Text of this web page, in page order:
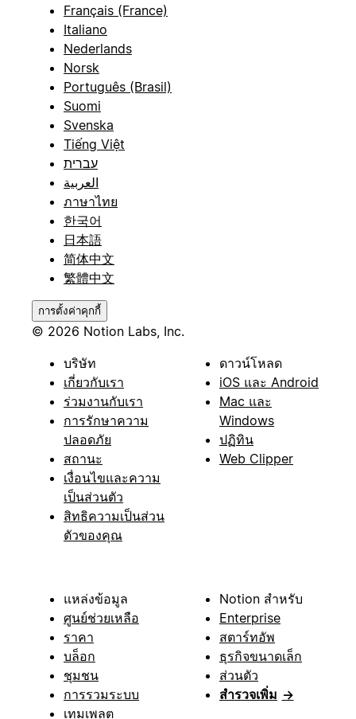
Français (France)
Italiano
Nederlands
Norsk
Português (Brasil)
Suomi
Svenska
Tiếng Việt
עברית
العربية
ภาษาไทย
한국어
日本語
简体中文
繁體中文
การตั้งค่าคุกกี้
© 2026 Notion Labs, Inc.
บริษัท
เกี่ยวกับเรา
ร่วมงานกับเรา
การรักษาความ
ปลอดภัย
สถานะ
เงื่อนไขและความ
เป็นส่วนตัว
สิทธิความเป็นส่วน
ตัวของคุณ
ดาวน์โหลด
iOS และ Android
Mac และ
Windows
ปฏิทิน
Web Clipper
แหล่งข้อมูล
ศูนย์ช่วยเหลือ
ราคา
บล็อก
ชุมชน
การรวมระบบ
เทมเพลต
Notion สำหรับ
Enterprise
สตาร์ทอัพ
ธุรกิจขนาดเล็ก
ส่วนตัว
สำรวจเพิ่ม →